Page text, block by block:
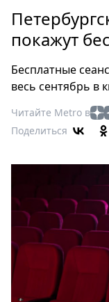
Россия
Мир
Еда
Туризм
Мода
Театр
Книги
Пресс-
покажут
Бесплатные
весь сентябрь в
Читайте Metro в
Поделиться